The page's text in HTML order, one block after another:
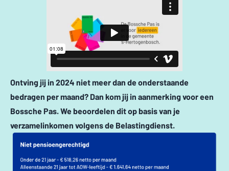
Ontving jij in 2024 niet meer dan de onderstaande
bedragen per maand? Dan kom jij in aanmerking voor een
Bossche Pas. We beoordelen dit op basis van je
verzamelinkomen volgens de Belastingdienst.